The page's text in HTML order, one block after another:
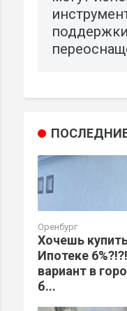
Оренбург
Хочешь
Ипотеке
вариант в
б...